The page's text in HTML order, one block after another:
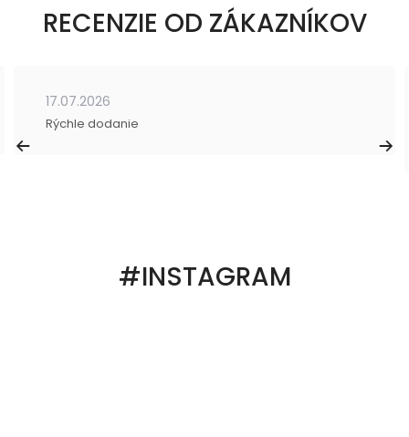
RECENZIE OD ZÁKAZNÍKOV
17.07.2026
Rýchle dodanie
#INSTAGRAM